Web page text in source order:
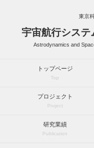
東京
宇宙航行システ
Astrodynamics and
トップページ
Top
プロジェクト
Project
研究業績
Publication